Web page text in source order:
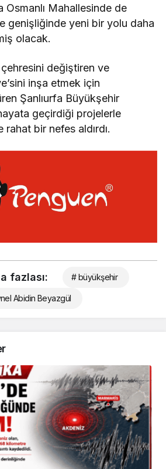
Osmanlı Mahallesinde de
genişliğinde yeni bir yolu daha
olacak.
değiştiren ve
inşa etmek için
Şanlıurfa Büyükşehir
geçirdiği projelerle
bir nefes aldırdı.
fazlası: # büyükşehir
Abidin Beyazgül